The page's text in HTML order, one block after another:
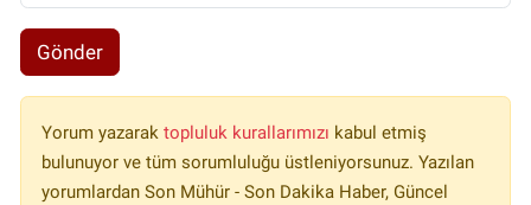
Gönder
Yorum yazarak topluluk kurallarımızı kabul etmiş
bulunuyor ve tüm sorumluluğu üstleniyorsunuz. Yazılan
yorumlardan Son Mühür - Son Dakika Haber, Güncel